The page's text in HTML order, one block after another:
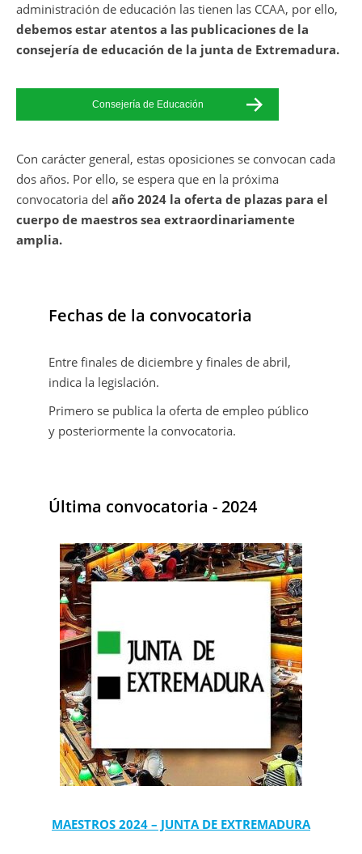
administración de educación las tienen las CCAA, por ello,
debemos estar atentos a las publicaciones de la
consejería de educación de la junta de Extremadura.
Consejería de Educación
Con carácter general, estas oposiciones se convocan cada
dos años. Por ello, se espera que en la próxima
convocatoria del año 2024 la oferta de plazas para el
cuerpo de maestros sea extraordinariamente
amplia.
Fechas de la convocatoria
Entre finales de diciembre y finales de abril,
indica la legislación.
Primero se publica la oferta de empleo público
y posteriormente la convocatoria.
Última convocatoria - 2024
MAESTROS 2024 – JUNTA DE EXTREMADURA